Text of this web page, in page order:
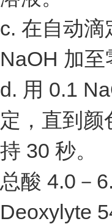
c. 在自动滴
NaOH 加至
d. 用 0.1
定，直到颜
持 30 秒。
总酸 4.0－
Deoxylyte